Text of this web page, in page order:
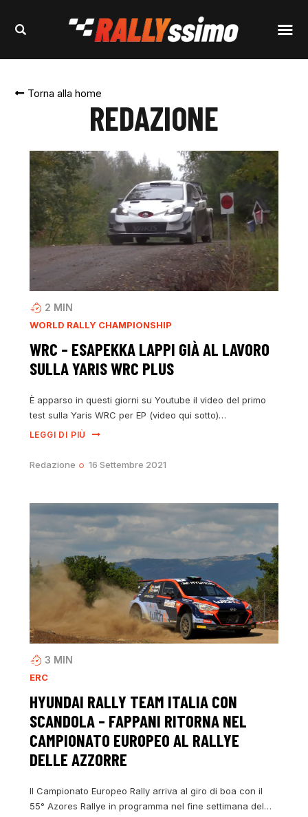
Torna alla home
REDAZIONE
2 MIN
WORLD RALLY CHAMPIONSHIP
WRC – ESAPEKKA LAPPI GIÀ AL LAVORO
SULLA YARIS WRC PLUS
È apparso in questi giorni su Youtube il video del primo
test sulla Yaris WRC per EP (video qui sotto)…
LEGGI DI PIÙ
Redazione 16 Settembre 2021
3 MIN
ERC
HYUNDAI RALLY TEAM ITALIA CON
SCANDOLA – FAPPANI RITORNA NEL
CAMPIONATO EUROPEO AL RALLYE
DELLE AZZORRE
Il Campionato Europeo Rally arriva al giro di boa con il
55° Azores Rallye in programma nel fine settimana del…